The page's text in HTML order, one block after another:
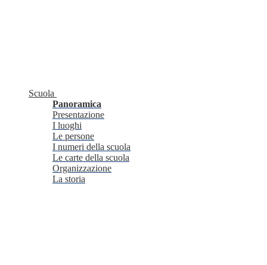
Scuola
Panoramica
Presentazione
I luoghi
Le persone
I numeri della scuola
Le carte della scuola
Organizzazione
La storia